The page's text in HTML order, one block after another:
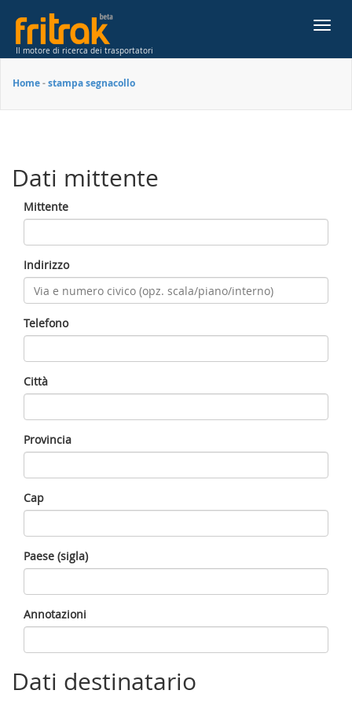
Il motore di ricerca dei trasportatori
Home-stampa segnacollo
Dati mittente
Mittente
Indirizzo
Telefono
Città
Provincia
Cap
Paese (sigla)
Annotazioni
Dati destinatario